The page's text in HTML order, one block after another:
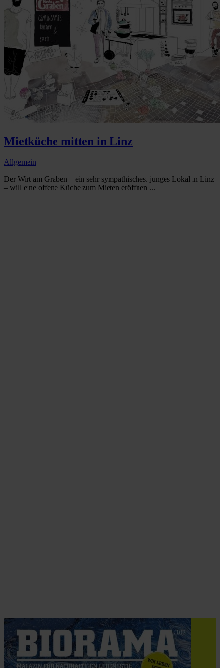
Mietküche mitten in Linz
Allgemein
Der Wirt am Graben – ein sehr sympathisches, junges Lokal in Linz
– will eine offene Küche zum Mieten eröffnen ...